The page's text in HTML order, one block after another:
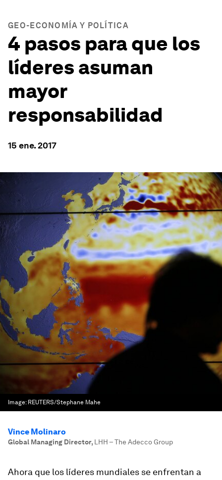
GEO-ECONOMÍA Y POLÍTICA
4 pasos para que los
líderes asuman
mayor
responsabilidad
15 ene. 2017
Image: REUTERS/Stephane Mahe
Vince Molinaro
Global Managing Director, LHH – The Adecco Group
Ahora que los líderes mundiales se enfrentan a